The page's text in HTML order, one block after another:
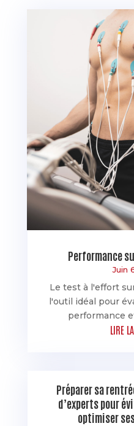
Performance
Juin
Le test à l'effort
l'outil idéal pour
performance
LIRE
Préparer sa
d’experts pour
optimiser